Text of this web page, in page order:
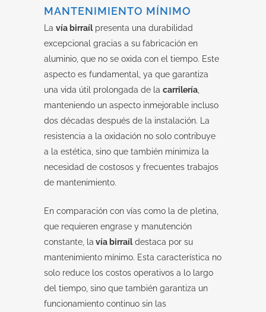
MANTENIMIENTO MÍNIMO
La vía birraílpresenta una durabilidad
excepcional gracias a su fabricación en
aluminio, que no se oxida con el tiempo. Este
aspecto es fundamental, ya que garantiza
una vida útil prolongada de la carrilería
manteniendo un aspecto inmejorable incluso
dos décadas después de la instalación. La
resistencia a la oxidación no solo contribuye
a la estética, sino que también minimiza la
necesidad de costosos y frecuentes trabajos
de mantenimiento.
En comparación con vías como la de pletina,
que requieren engrase y manutención
constante, la vía birraíldestaca por su
mantenimiento mínimo. Esta característica no
solo reduce los costos operativos a lo largo
del tiempo, sino que también garantiza un
funcionamiento continuo sin las